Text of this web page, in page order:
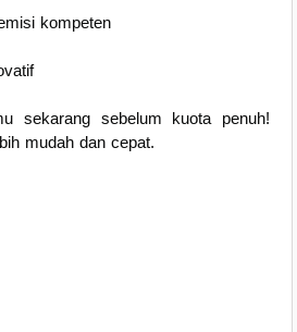
kompeten
sekarang sebelum kuota penuh!
mudah dan cepat.